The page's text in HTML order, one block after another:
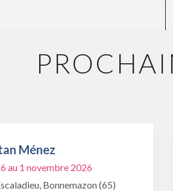
Ménez
au 1 novembre 2026
Bonnemazon (65)